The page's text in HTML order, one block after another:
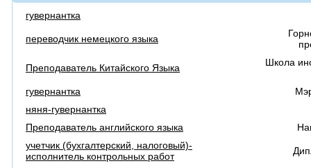
гувернантка
переводчик немецкого языка
Преподаватель Китайского Языка Школа
гувернантка
няня-гувернантка
Преподаватель английского языка
учетчик (бухгалтерский, налоговый)-
исполнитель контрольных работ